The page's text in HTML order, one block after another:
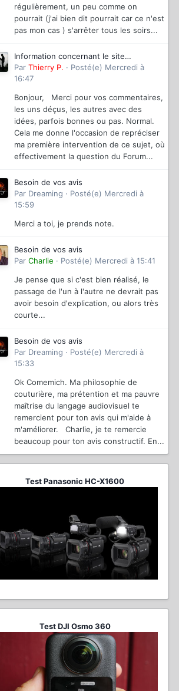
régulièrement, un peu comme on
pourrait (j'ai bien dit pourrait car ce n'est
pas mon cas ) s'arrêter tous les soirs...
Information concernant le site
magazinevideo
Par Thierry P. · Posté(e) Mercredi à
16:47
Bonjour, Merci pour vos commentaires,
les uns déçus, les autres avec des
idées, parfois bonnes ou pas. Normal.
Cela me donne l'occasion de repréciser
ma première intervention de ce sujet, où
effectivement la question du Forum...
Besoin de vos avis
Par Dreaming · Posté(e) Mercredi à
15:59
Merci a toi, je prends note.
Besoin de vos avis
Par Charlie · Posté(e) Mercredi à 15:41
Je pense que si c'est bien réalisé, le
passage de l'un à l'autre ne devrait pas
avoir besoin d'explication, ou alors très
courte...
Besoin de vos avis
Par Dreaming · Posté(e) Mercredi à
15:33
Ok Comemich. Ma philosophie de
couturière, ma prétention et ma pauvre
maîtrise du langage audiovisuel te
remercient pour ton avis qui m'aide à
m'améliorer. Charlie, je te remercie
beaucoup pour ton avis constructif. En...
Test Panasonic HC-X1600
Test DJI Osmo 360